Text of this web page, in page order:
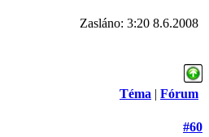
Zasláno: 3:20 8.6.2008
Téma | Fórum
#60